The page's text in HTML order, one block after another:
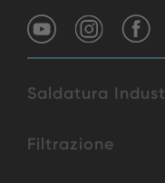
Saldatura
Filtrazione